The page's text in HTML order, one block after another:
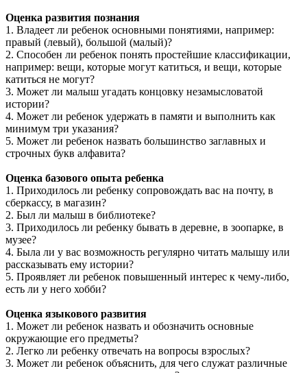
Оценка развития познания
1. Владеет ли ребенок основными понятиями, например:
правый (левый), большой (малый)?
2. Способен ли ребенок понять простейшие классификации,
например: вещи, которые могут катиться, и вещи, которые
катиться не могут?
3. Может ли малыш угадать концовку незамысловатой
истории?
4. Может ли ребенок удержать в памяти и выполнить как
минимум три указания?
5. Может ли ребенок назвать большинство заглавных и
строчных букв алфавита?
Оценка базового опыта ребенка
1. Приходилось ли ребенку сопровождать вас на почту, в
сберкассу, в магазин?
2. Был ли малыш в библиотеке?
3. Приходилось ли ребенку бывать в деревне, в зоопарке, в
музее?
4. Была ли у вас возможность регулярно читать малышу или
рассказывать ему истории?
5. Проявляет ли ребенок повышенный интерес к чему-либо,
есть ли у него хобби?
Оценка языкового развития
1. Может ли ребенок назвать и обозначить основные
окружающие его предметы?
2. Легко ли ребенку отвечать на вопросы взрослых?
3. Может ли ребенок объяснить, для чего служат различные